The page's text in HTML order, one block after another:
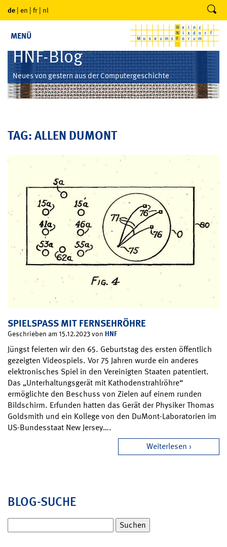
de | en | fr | nl
MENÜ
HNF-Blog
Neues von gestern aus der Computergeschichte
TAG: ALLEN DUMONT
SPIELSPASS MIT FERNSEHRÖHRE
Geschrieben am 15.12.2023 von HNF
Jüngst feierten wir den 65. Geburtstag des ersten öffentlich
gezeigten Videospiels. Vor 75 Jahren wurde ein anderes
elektronisches Spiel in den Vereinigten Staaten patentiert.
Das „Unterhaltungsgerät mit Kathodenstrahlröhre“
ermöglichte den Beschuss von Zielen auf einem runden
Bildschirm. Erfunden hatten das Gerät der Physiker Thomas
Goldsmith und ein Kollege von den DuMont-Laboratorien im
US-Bundesstaat New Jersey….
Weiterlesen
BLOG-SUCHE
nach: